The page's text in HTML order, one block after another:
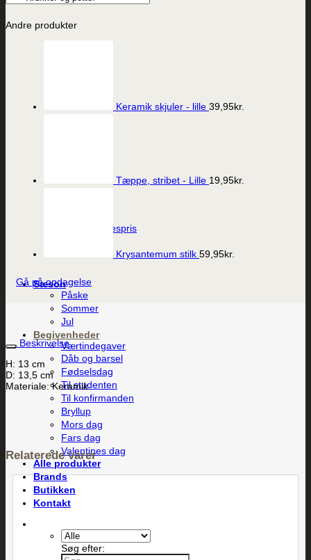
Porcelæns Ærespris
Sæson
Påske
Sommer
Jul
Begivenheder
Værtindegaver
Dåb og barsel
Fødselsdag
Til studenten
Til konfirmanden
Bryllup
Mors dag
Fars dag
Valentines dag
Alle produkter
Brands
Butikken
Kontakt
Søg efter:
Andre produkter
Keramik skjuler - lille 39,95kr.
Tæppe, stribet - Lille 19,95kr.
Krysantemum stilk 59,95kr.
Gå på opdagelse
Beskrivelse
H: 13 cm
D: 13,5 cm
Materiale: Keramik
Relaterede varer